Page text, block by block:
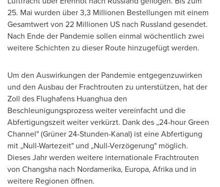
25. Mai wurden über 3,3 Millionen Bestellungen mit einem
Gesamtwert von 22 Millionen US nach Russland gesendet.
Nach Ende der Pandemie sollen einmal wöchentlich zwei
weitere Schichten zu dieser Route hinzugefügt werden.
Um den Auswirkungen der Pandemie entgegenzuwirken
und den Ausbau der Frachtrouten zu unterstützen, hat der
Zoll des Flughafens Huanghua den
Beschleunigungsprozess weiter vereinfacht und die
Abfertigungszeit weiter verkürzt. Dank des „24-hour Green
Channel" (Grüner 24-Stunden-Kanal) ist eine Abfertigung
mit „Null-Wartezeit" und „Null-Verzögerung" möglich.
Dieses Jahr werden weitere internationale Frachtrouten
von Changsha nach Nordamerika, Europa, Afrika und in
weitere Regionen öffnen.